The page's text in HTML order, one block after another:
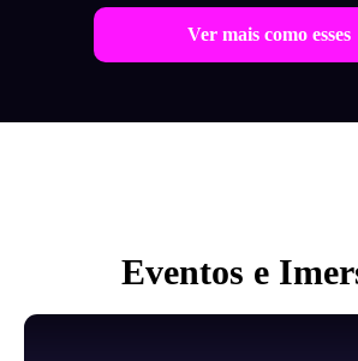
Ver mais como esses
Eventos e